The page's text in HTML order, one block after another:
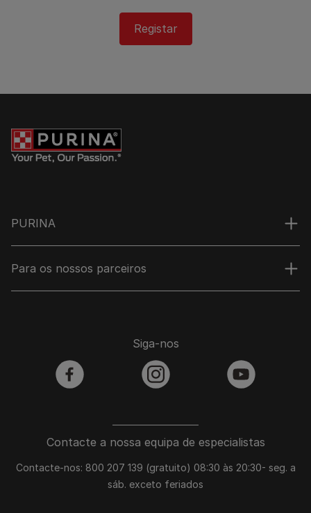
Registar
PURINA
Para os nossos parceiros
Contacte a nossa equipa de especialistas
Contacte-nos: 800 207 139 (gratuito) 08:30 às 20:30- seg. a
sáb. exceto feriados
Siga-nos
facebook instagram youtube